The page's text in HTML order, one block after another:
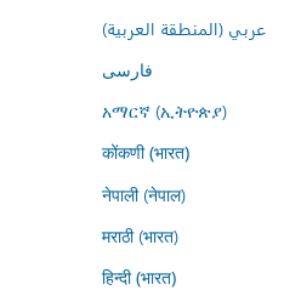
عربي (المنطقة العربية)
فارسى
አማርኛ (ኢትዮጵያ)
कोंकणी (भारत)
नेपाली (नेपाल)
मराठी (भारत)
हिन्दी (भारत)